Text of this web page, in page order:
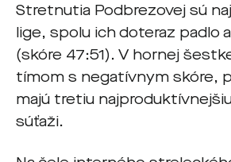
Stretnutia Podbrezovej sú
lige, spolu ich doteraz padlo
(skóre 47:51). V hornej
tímom s negatívnym skóre,
majú tretiu
súťaži.